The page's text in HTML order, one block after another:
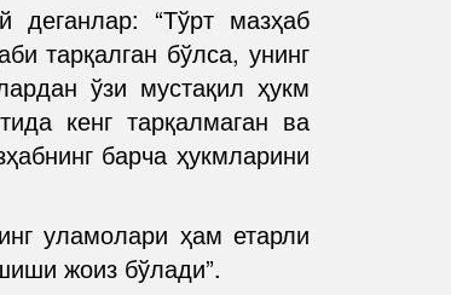
“Тўрт мазҳаб
тарқалган бўлса, унинг
ўзи мустақил ҳукм
кенг тарқалмаган ва
барча ҳукмларини
уламолари ҳам етарли
жоиз бўлади”.